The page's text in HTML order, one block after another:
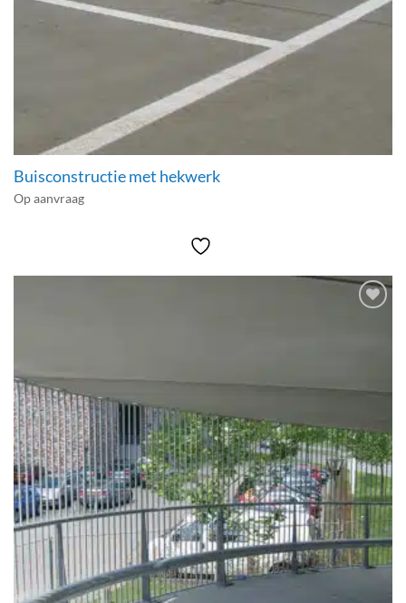
Buisconstructie met hekwerk
Op aanvraag